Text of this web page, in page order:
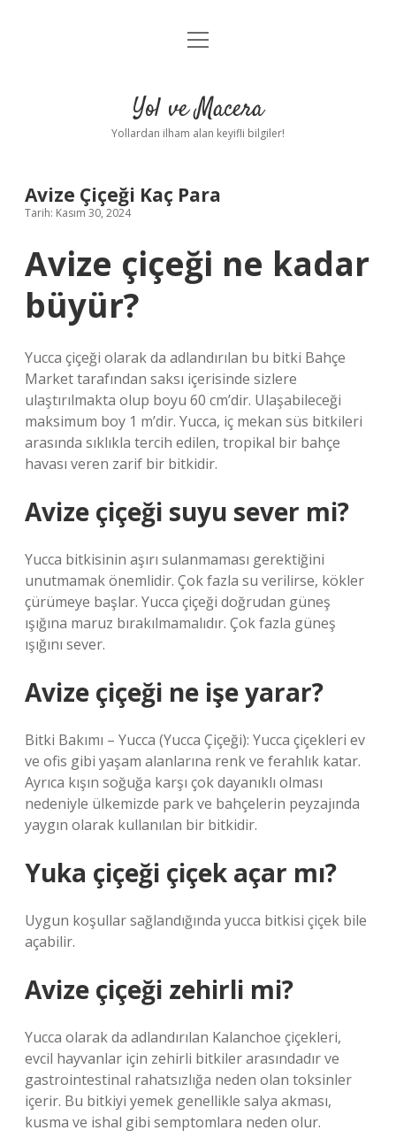
Anasayfa
Yasal Uyarı
menüyü
Yol ve Macera
Yollardan ilham alan keyifli bilgiler!
Avize Çiçeği Kaç Para
Tarih: Kasım 30, 2024
Avize çiçeği ne kadar
büyür?
Yucca çiçeği olarak da adlandırılan bu bitki Bahçe
Market tarafından saksı içerisinde sizlere
ulaştırılmakta olup boyu 60 cm’dir. Ulaşabileceği
maksimum boy 1 m’dir. Yucca, iç mekan süs bitkileri
arasında sıklıkla tercih edilen, tropikal bir bahçe
havası veren zarif bir bitkidir.
Avize çiçeği suyu sever mi?
Yucca bitkisinin aşırı sulanmaması gerektiğini
unutmamak önemlidir. Çok fazla su verilirse, kökler
çürümeye başlar. Yucca çiçeği doğrudan güneş
ışığına maruz bırakılmamalıdır. Çok fazla güneş
ışığını sever.
Avize çiçeği ne işe yarar?
Bitki Bakımı – Yucca (Yucca Çiçeği): Yucca çiçekleri ev
ve ofis gibi yaşam alanlarına renk ve ferahlık katar.
Ayrıca kışın soğuğa karşı çok dayanıklı olması
nedeniyle ülkemizde park ve bahçelerin peyzajında ​​
yaygın olarak kullanılan bir bitkidir.
Yuka çiçeği çiçek açar mı?
Uygun koşullar sağlandığında yucca bitkisi çiçek bile
açabilir.
Avize çiçeği zehirli mi?
Yucca olarak da adlandırılan Kalanchoe çiçekleri,
evcil hayvanlar için zehirli bitkiler arasındadır ve
gastrointestinal rahatsızlığa neden olan toksinler
içerir. Bu bitkiyi yemek genellikle salya akması,
kusma ve ishal gibi semptomlara neden olur.